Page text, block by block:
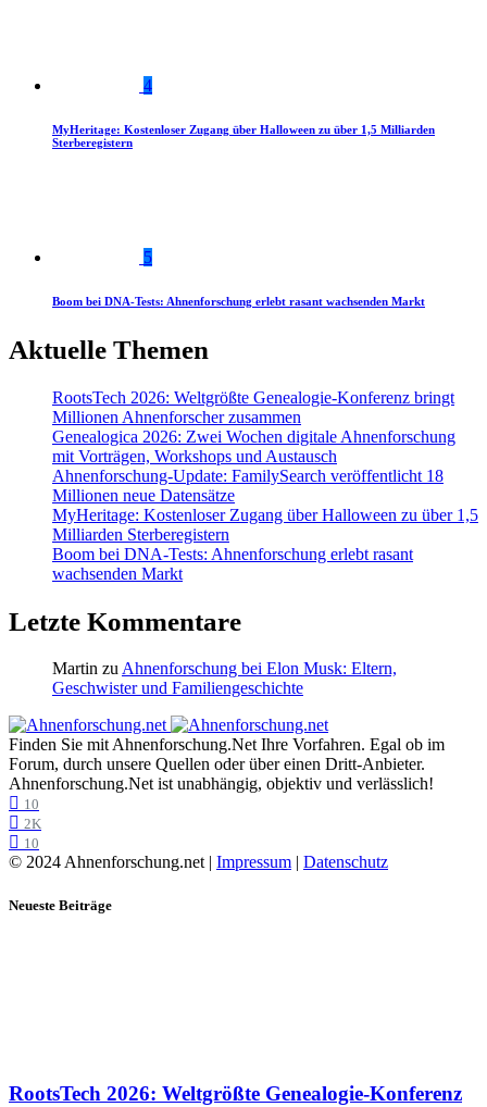
4
MyHeritage: Kostenloser Zugang über Halloween zu über 1,5 Milliarden
Sterberegistern
5
Boom bei DNA-Tests: Ahnenforschung erlebt rasant wachsenden Markt
Aktuelle Themen
RootsTech 2026: Weltgrößte Genealogie-Konferenz bringt
Millionen Ahnenforscher zusammen
Genealogica 2026: Zwei Wochen digitale Ahnenforschung
mit Vorträgen, Workshops und Austausch
Ahnenforschung-Update: FamilySearch veröffentlicht 18
Millionen neue Datensätze
MyHeritage: Kostenloser Zugang über Halloween zu über 1,5
Milliarden Sterberegistern
Boom bei DNA-Tests: Ahnenforschung erlebt rasant
wachsenden Markt
Letzte Kommentare
Martin zu Ahnenforschung bei Elon Musk: Eltern,
Geschwister und Familiengeschichte
Finden Sie mit Ahnenforschung.Net Ihre Vorfahren. Egal ob im
Forum, durch unsere Quellen oder über einen Dritt-Anbieter.
Ahnenforschung.Net ist unabhängig, objektiv und verlässlich!
10
2K
10
© 2024 Ahnenforschung.net | Impressum | Datenschutz
Neueste Beiträge
RootsTech 2026: Weltgrößte Genealogie-Konferenz